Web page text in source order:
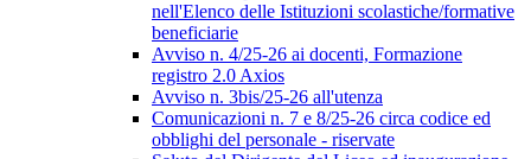
nell'Elenco delle Istituzioni scolastiche/formative
beneficiarie
Avviso n. 4/25-26 ai docenti, Formazione
registro 2.0 Axios
Avviso n. 3bis/25-26 all'utenza
Comunicazioni n. 7 e 8/25-26 circa codice ed
obblighi del personale - riservate